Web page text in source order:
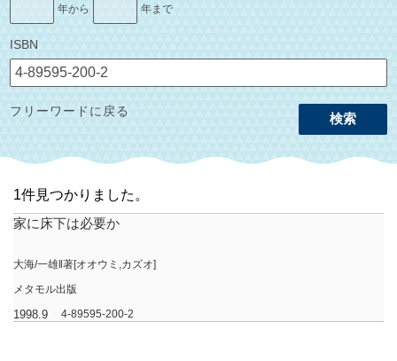
年から 年まで
ISBN
検索
フリーワードに戻る
1件見つかりました。
家に床下は必要か
大海/一雄‖著[オオウミ,カズオ]
メタモル出版
1998.9 4-89595-200-2